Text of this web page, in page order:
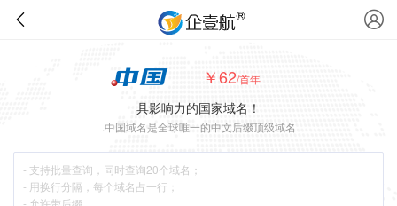
￥62/首年
具影响力的国家域名！
.中国域名是全球唯一的中文后缀顶级域名